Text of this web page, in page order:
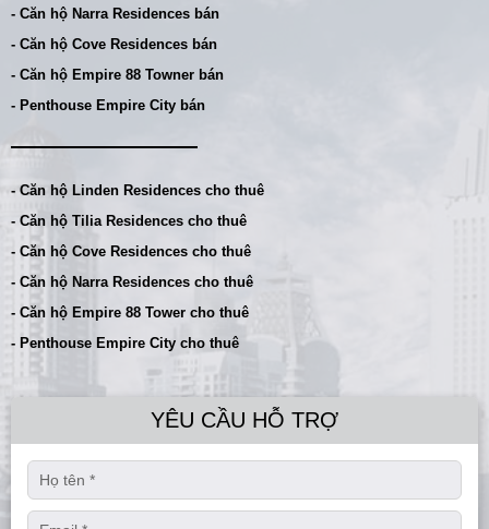
- Căn hộ Narra Residences bán
- Căn hộ Cove Residences bán
- Căn hộ Empire 88 Towner bán
- Penthouse Empire City bán
- Căn hộ Linden Residences cho thuê
- Căn hộ Tilia Residences cho thuê
- Căn hộ Cove Residences cho thuê
- Căn hộ Narra Residences cho thuê
- Căn hộ Empire 88 Tower cho thuê
- Penthouse Empire City cho thuê
YÊU CẦU HỖ TRỢ